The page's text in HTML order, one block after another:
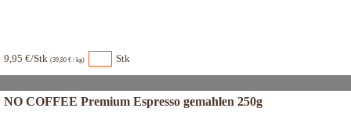
9,95 €/Stk (39,80 € / kg) Stk
NO COFFEE Premium Espresso gemahlen 250g